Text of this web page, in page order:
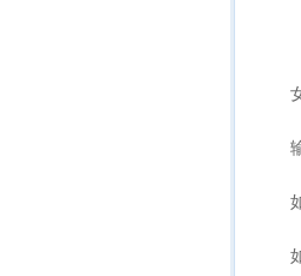
女
输